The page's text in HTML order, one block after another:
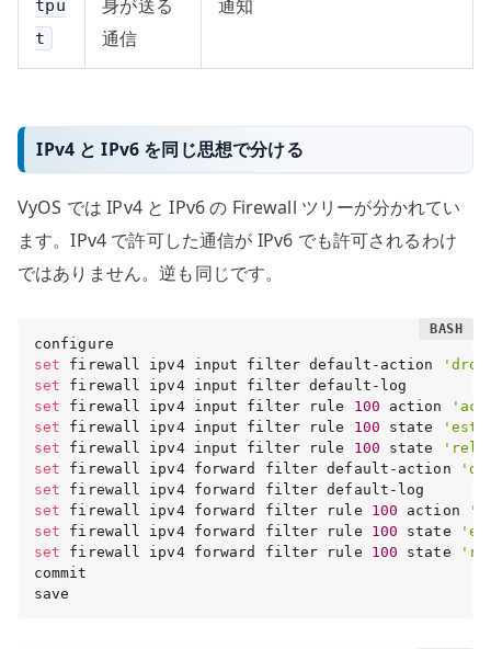
tpu
t
身が送る
通信
通知
IPv4 と IPv6 を同じ思想で分ける
VyOS では IPv4 と IPv6 の Firewall ツリーが分かれてい
ます。IPv4 で許可した通信が IPv6 でも許可されるわけ
ではありません。逆も同じです。
set firewall ipv4 input filter default-action
set
set firewall ipv4 input filter rule 100 action
set firewall ipv4 input filter rule 100 state
set firewall ipv4 input filter rule 100 state
set firewall ipv4 forward filter default-action
set
set firewall ipv4 forward filter rule 100 action
set firewall ipv4 forward filter rule 100 state
set firewall ipv4 forward filter rule 100 state
commit
save